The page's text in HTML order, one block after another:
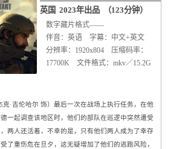
英国 2023年出品 （123分钟）
数字藏片格式——
伴音：英语 字幕：中文+英文
分辨率：1920x804 压缩码率：
17700K 文件格式：mkv／15.2G
克·吉伦哈尔 饰）最后一次在战场上执行任务，在他
一起调查该地区时，他们的部队在巡逻中突然遭受
两人还活着，不幸的是，只有他们两人成为了幸存
了重伤危在旦夕，这无疑增加了他们的逃跑风险，